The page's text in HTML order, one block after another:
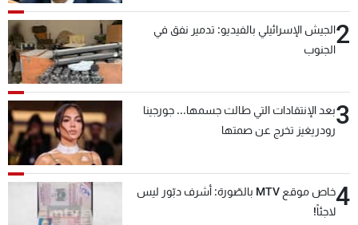
2الجيش الإسرائيلي بالفيديو: تدمير نفق في
الجنوب
3بعد الإنتقادات التي طالت جسمها... جورجينا
رودريغيز تخرج عن صمتها
4
خاص موقع MTV بالصّورة: أشرف دبّور ليس
لاجئاً!